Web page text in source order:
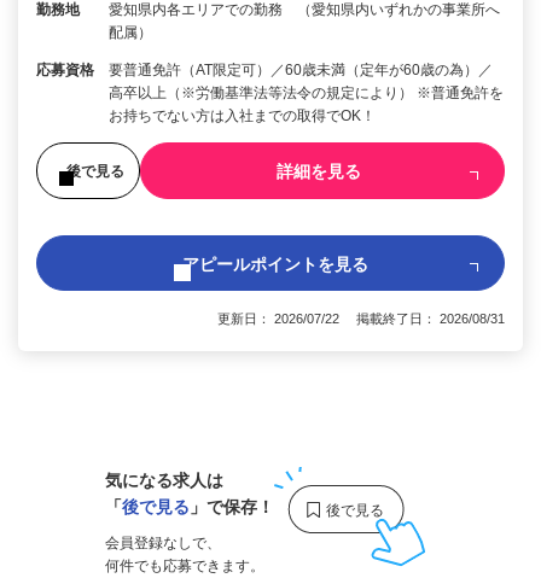
勤務地
愛知県内各エリアでの勤務 （愛知県内いずれかの事業所へ
配属）
応募資格
要普通免許（AT限定可）／60歳未満（定年が60歳の為）／
高卒以上（※労働基準法等法令の規定により） ※普通免許を
お持ちでない方は入社までの取得でOK！
後で見る 詳細を見る
アピールポイントを見る
更新日： 2026/07/22 掲載終了日： 2026/08/31
気になる求人は
「後で見る 」で保存！
会員登録なしで、
何件でも応募できます。